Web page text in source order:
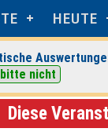
HEUTE
nicht
>
Diese